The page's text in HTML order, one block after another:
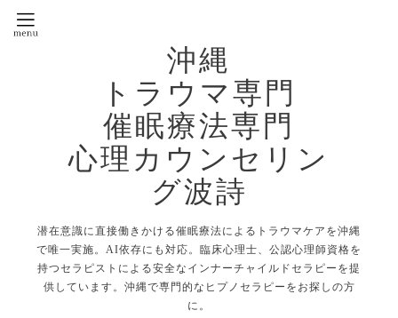
沖縄
トラウマ専門
催眠療法専門
心理カウンセリン
グ波詩
潜在意識に直接働きかける催眠療法によるトラウマケアを沖縄
で唯一実施。AI依存にも対応。臨床心理士、公認心理師資格を
持つセラピストによる安全なインナーチャイルドセラピーを提
供しています。沖縄で専門的なヒプノセラピーをお探しの方
に。